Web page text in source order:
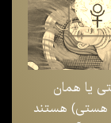
یا همان
هستی) هستند